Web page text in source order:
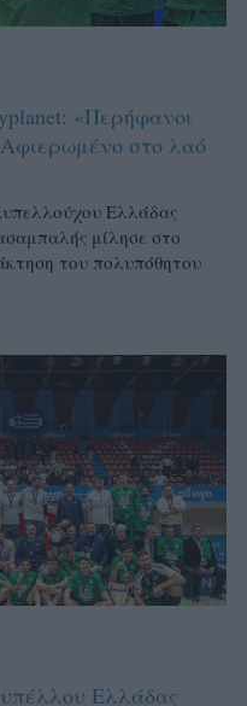
«Περήφανοι
στο λαό
Ελλάδας
μίλησε στο
του πολυπόθητου
Ελλάδας